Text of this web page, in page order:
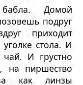
Домой
подруг
приходит
стола. И
И грустно
на пиршество
как линзы